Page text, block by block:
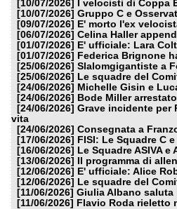
[10/07/2026]
I velocisti di Coppa
[10/07/2026] Gruppo C e
[09/07/2026]
E' morto l'ex
[06/07/2026] Celina Haller
[01/07/2026]
E' ufficiale: Lara
[01/07/2026]
Federica Brignone
[25/06/2026] Slalomgigantiste a
[25/06/2026]
Le squadre del
[24/06/2026] Michelle Gisin e
[24/06/2026]
Bode Miller
[24/06/2026] Grave incidente per
vita
[24/06/2026] Consegnata a
[17/06/2026]
FISI: Le Squadre C
[16/06/2026]
Le Squadre ASIVA
[13/06/2026]
Il programma di
[12/06/2026]
E' ufficiale: Alice
[12/06/2026]
Le squadre del
[11/06/2026] Giulia Albano saluta
[11/06/2026]
Flavio Roda rieletto